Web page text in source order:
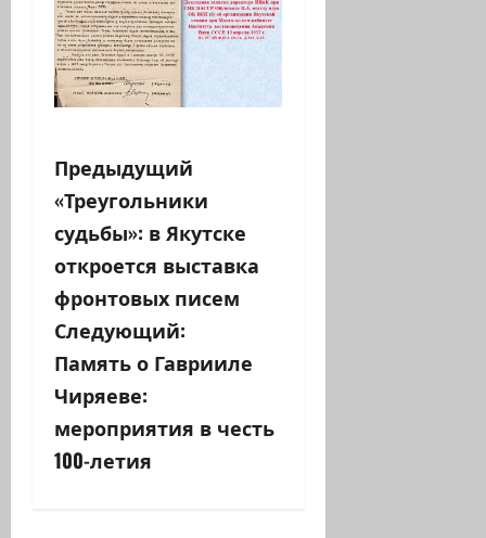
Н
а
в
и
г
а
ц
Предыдущий
«Треугольники
судьбы»: в Якутске
откроется выставка
фронтовых писем
Следующий:
Память о Гаврииле
Чиряеве:
мероприятия в честь
100-летия